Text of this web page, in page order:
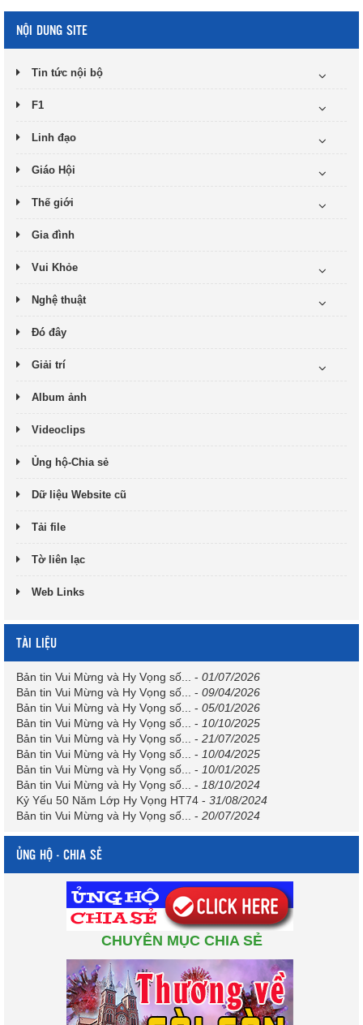
NỘI DUNG SITE
Tin tức nội bộ
F1
Linh đạo
Giáo Hội
Thế giới
Gia đình
Vui Khỏe
Nghệ thuật
Đó đây
Giải trí
Album ảnh
Videoclips
Ủng hộ-Chia sẻ
Dữ liệu Website cũ
Tải file
Tờ liên lạc
Web Links
TÀI LIỆU
Bản tin Vui Mừng và Hy Vọng số... - 01/07/2026
Bản tin Vui Mừng và Hy Vọng số...
- 09/04/2026
Bản tin Vui Mừng và Hy Vọng số...
- 05/01/2026
Bản tin Vui Mừng và Hy Vọng số...
- 10/10/2025
Bản tin Vui Mừng và Hy Vọng số...
- 21/07/2025
Bản tin Vui Mừng và Hy Vọng số...
- 10/04/2025
Bản tin Vui Mừng và Hy Vọng số...
- 10/01/2025
Bản tin Vui Mừng và Hy Vọng số...
- 18/10/2024
Kỷ Yếu 50 Năm Lớp Hy Vọng HT74 - 31/08/2024
Bản tin Vui Mừng và Hy Vọng số...
- 20/07/2024
ỦNG HỘ - CHIA SẺ
CHUYÊN MỤC CHIA SẺ